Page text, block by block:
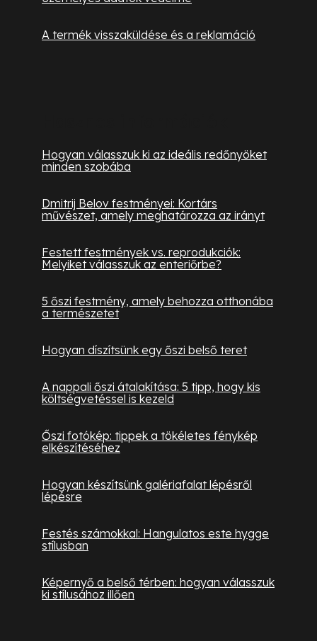
A termék visszaküldése és a reklamáció
Hogyan válasszuk ki az ideális redőnyöket
minden szobába
Dmitrij Belov festményei: Kortárs
művészet, amely meghatározza az irányt
Festett festmények vs. reprodukciók:
Melyiket válasszuk az enteriőrbe?
5 őszi festmény, amely behozza otthonába
a természetet
Hogyan díszítsünk egy őszi belső teret
A nappali őszi átalakítása: 5 tipp, hogy kis
költségvetéssel is kezeld
Őszi fotókép: tippek a tökéletes fénykép
elkészítéséhez
Hogyan készítsünk galériafalat lépésről
lépésre
Festés számokkal: Hangulatos este hygge
stílusban
Képernyő a belső térben: hogyan válasszuk
ki stílusához illően